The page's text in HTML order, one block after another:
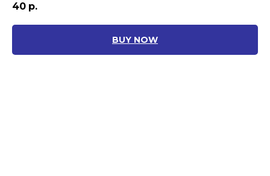
40 р.
BUY NOW